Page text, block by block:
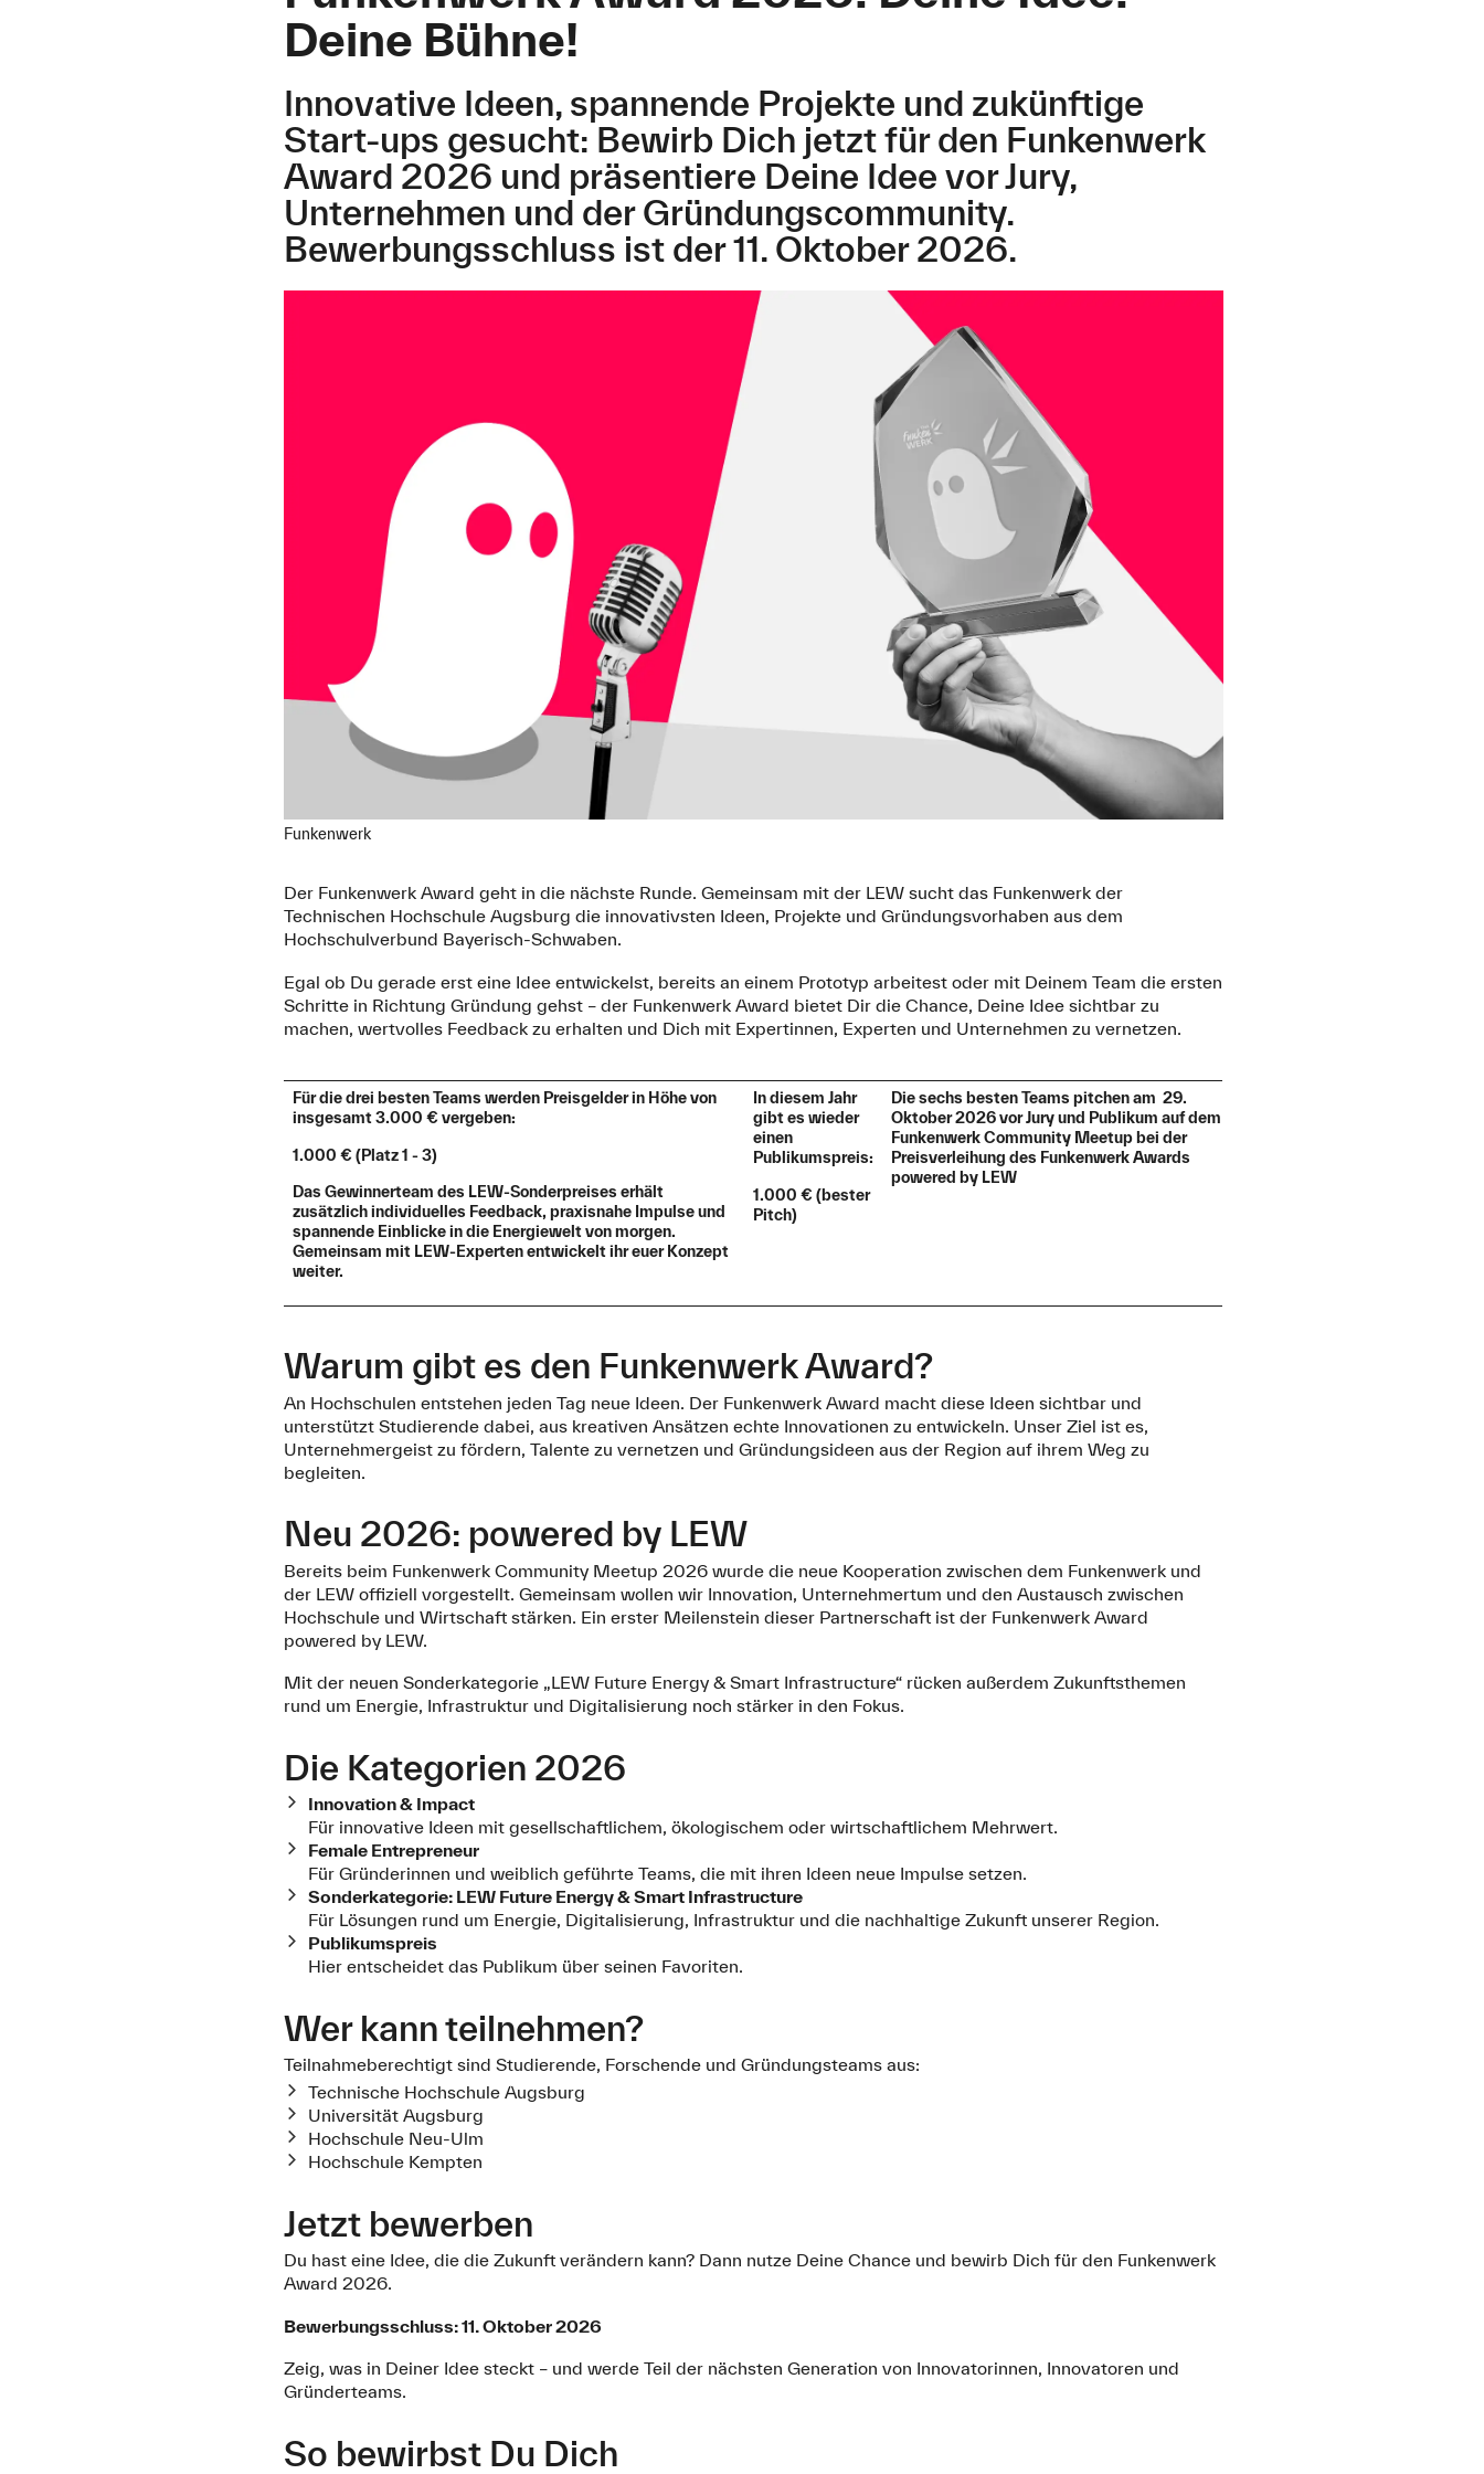
Deine Bühne!
Innovative Ideen, spannende Projekte und zukünftige
Start-ups gesucht: Bewirb Dich jetzt für den Funkenwerk
Award 2026 und präsentiere Deine Idee vor Jury,
Unternehmen und der Gründungscommunity.
Bewerbungsschluss ist der 11. Oktober 2026.
Funkenwerk
Der Funkenwerk Award geht in die nächste Runde. Gemeinsam mit der LEW sucht das Funkenwerk der
Technischen Hochschule Augsburg die innovativsten Ideen, Projekte und Gründungsvorhaben aus dem
Hochschulverbund Bayerisch-Schwaben.
Egal ob Du gerade erst eine Idee entwickelst, bereits an einem Prototyp arbeitest oder mit Deinem Team die ersten
Schritte in Richtung Gründung gehst – der Funkenwerk Award bietet Dir die Chance, Deine Idee sichtbar zu
machen, wertvolles Feedback zu erhalten und Dich mit Expertinnen, Experten und Unternehmen zu vernetzen.
Für die drei besten Teams werden Preisgelder in Höhe von
insgesamt 3.000 € vergeben:
1.000 € (Platz 1 - 3)
Das Gewinnerteam des LEW-Sonderpreises erhält
zusätzlich individuelles Feedback, praxisnahe Impulse und
spannende Einblicke in die Energiewelt von morgen.
Gemeinsam mit LEW-Experten entwickelt ihr euer Konzept
weiter.
In diesem Jahr
gibt es wieder
einen
Publikumspreis:
1.000 € (bester
Pitch)
Die sechs besten Teams pitchen am 29.
Oktober 2026 vor Jury und Publikum auf dem
Funkenwerk Community Meetup bei der
Preisverleihung des Funkenwerk Awards
powered by LEW
Warum gibt es den Funkenwerk Award?
An Hochschulen entstehen jeden Tag neue Ideen. Der Funkenwerk Award macht diese Ideen sichtbar und
unterstützt Studierende dabei, aus kreativen Ansätzen echte Innovationen zu entwickeln. Unser Ziel ist es,
Unternehmergeist zu fördern, Talente zu vernetzen und Gründungsideen aus der Region auf ihrem Weg zu
begleiten.
Neu 2026: powered by LEW
Bereits beim Funkenwerk Community Meetup 2026 wurde die neue Kooperation zwischen dem Funkenwerk und
der LEW offiziell vorgestellt. Gemeinsam wollen wir Innovation, Unternehmertum und den Austausch zwischen
Hochschule und Wirtschaft stärken. Ein erster Meilenstein dieser Partnerschaft ist der Funkenwerk Award
powered by LEW.
Mit der neuen Sonderkategorie „LEW Future Energy & Smart Infrastructure“ rücken außerdem Zukunftsthemen
rund um Energie, Infrastruktur und Digitalisierung noch stärker in den Fokus.
Die Kategorien 2026
Innovation & Impact
Für innovative Ideen mit gesellschaftlichem, ökologischem oder wirtschaftlichem Mehrwert.
Female Entrepreneur
Für Gründerinnen und weiblich geführte Teams, die mit ihren Ideen neue Impulse setzen.
Sonderkategorie: LEW Future Energy & Smart Infrastructure
Für Lösungen rund um Energie, Digitalisierung, Infrastruktur und die nachhaltige Zukunft unserer Region.
Publikumspreis
Hier entscheidet das Publikum über seinen Favoriten.
Wer kann teilnehmen?
Teilnahmeberechtigt sind Studierende, Forschende und Gründungsteams aus:
Technische Hochschule Augsburg
Universität Augsburg
Hochschule Neu-Ulm
Hochschule Kempten
Jetzt bewerben
Du hast eine Idee, die die Zukunft verändern kann? Dann nutze Deine Chance und bewirb Dich für den Funkenwerk
Award 2026.
Bewerbungsschluss: 11. Oktober 2026
Zeig, was in Deiner Idee steckt – und werde Teil der nächsten Generation von Innovatorinnen, Innovatoren und
Gründerteams.
So bewirbst Du Dich